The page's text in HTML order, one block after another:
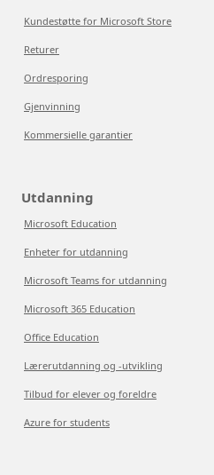
Kundestøtte for Microsoft Store
Returer
Ordresporing
Gjenvinning
Kommersielle garantier
Utdanning
Microsoft Education
Enheter for utdanning
Microsoft Teams for utdanning
Microsoft 365 Education
Office Education
Lærerutdanning og -utvikling
Tilbud for elever og foreldre
Azure for students